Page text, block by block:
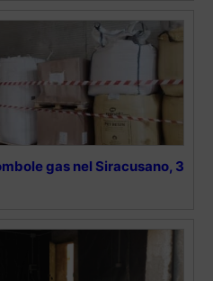
gas nel Siracusano, 3